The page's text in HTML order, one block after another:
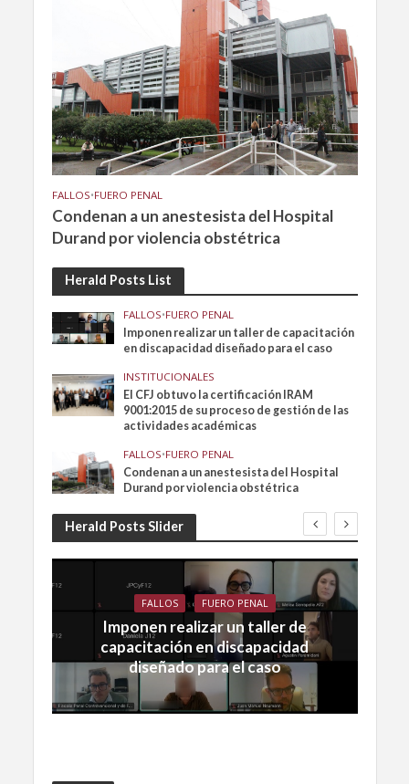
FALLOS•FUERO PENAL
Condenan a un anestesista del Hospital
Durand por violencia obstétrica
Herald Posts List
FALLOS•FUERO PENAL
Imponen realizar un taller de capacitación
en discapacidad diseñado para el caso
INSTITUCIONALES
El CFJ obtuvo la certificación IRAM
9001:2015 de su proceso de gestión de las
actividades académicas
FALLOS•FUERO PENAL
Condenan a un anestesista del Hospital
Durand por violencia obstétrica
Herald Posts Slider
FALLOS FUERO PENAL
Imponen realizar un taller de
capacitación en discapacidad
diseñado para el caso